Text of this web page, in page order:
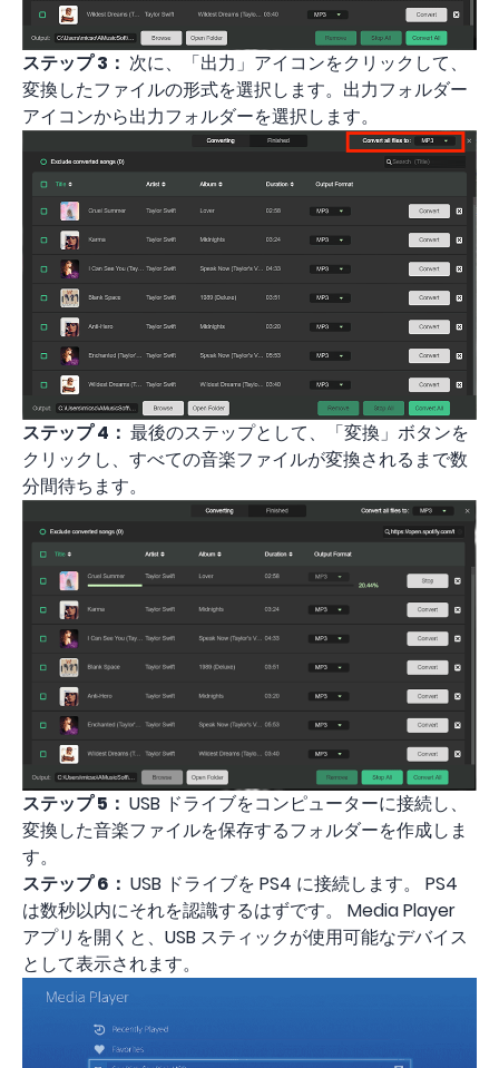
ステップ 3： 次に、「出力」アイコンをクリックして、
変換したファイルの形式を選択します。出力フォルダー
アイコンから出力フォルダーを選択します。
ステップ 4： 最後のステップとして、「変換」ボタンを
クリックし、すべての音楽ファイルが変換されるまで数
分間待ちます。
ステップ 5： USB ドライブをコンピューターに接続し、
変換した音楽ファイルを保存するフォルダーを作成しま
す。
ステップ 6： USB ドライブを PS4 に接続します。 PS4
は数秒以内にそれを認識するはずです。 Media Player
アプリを開くと、USB スティックが使用可能なデバイス
として表示されます。